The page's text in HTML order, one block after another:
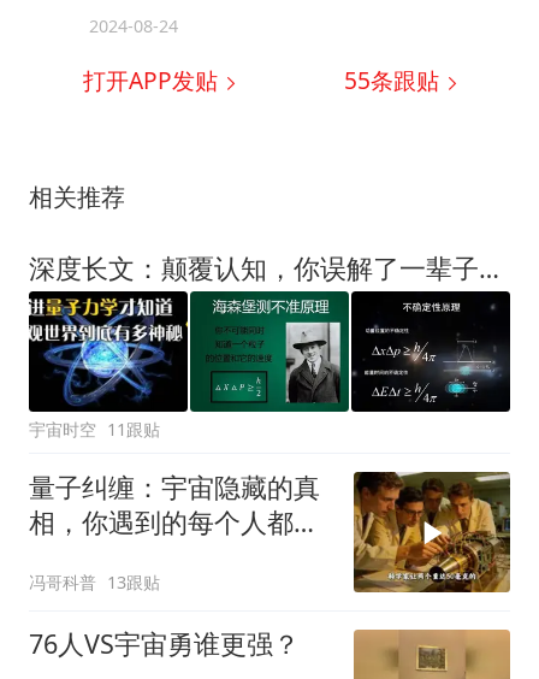
2024-08-24
打开APP发贴 55条跟贴
相关推荐
深度长文：颠覆认知，你误解了一辈子的测不准原理！
宇宙时空 11跟贴
量子纠缠：宇宙隐藏的真
相，你遇到的每个人都有
冯哥科普 13跟贴
76人VS宇宙勇谁更强？